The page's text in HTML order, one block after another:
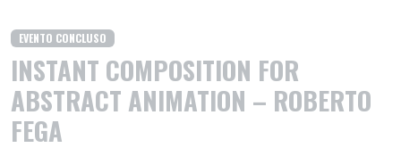
EVENTO CONCLUSO
INSTANT COMPOSITION FOR
ABSTRACT ANIMATION – ROBERTO
FEGA